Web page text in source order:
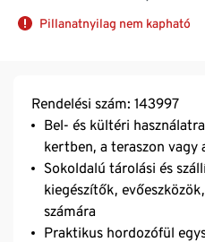
Pillanatnyilag nem kapható
Rendelési szám: 143997
Bel- és kültéri
kertben, a teraszon vagy
Sokoldalú tárolási és
kiegészítők,
számára
Praktikus hordozófül